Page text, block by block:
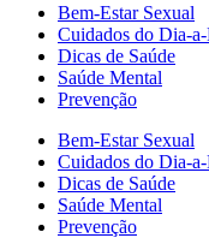
Bem-Estar Sexual
Cuidados do Dia-
Dicas de Saúde
Saúde Mental
Prevenção
Bem-Estar Sexual
Cuidados do Dia-
Dicas de Saúde
Saúde Mental
Prevenção